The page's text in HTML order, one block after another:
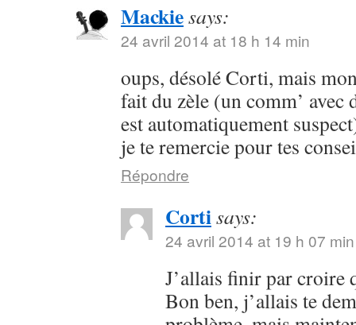
Mackiesays:
24 avril 2014 at 18 h 14 min
oups, désolé Corti, mais
fait du zèle (un comm’ avec
est automatiquement
je te remercie pour tes
Répondre
Cortisays:
24 avril 2014 at 19 h 07 min
J’allais finir par croire
Bon ben, j’allais te